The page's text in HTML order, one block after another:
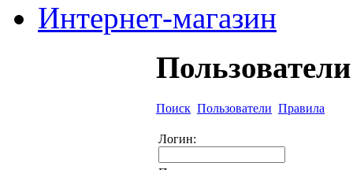
Интернет-магазин
Пользователи
Поиск Пользователи Правила
Логин: